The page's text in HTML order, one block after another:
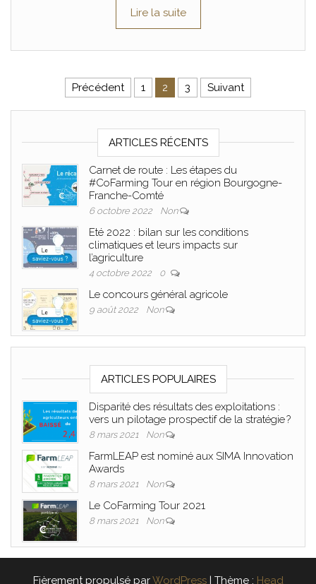
Lire la suite
Pagination des publications
Précédent 1 2 3 Suivant
ARTICLES RÉCENTS
Carnet de route : Les étapes du
#CoFarming Tour en région Bourgogne-
Franche-Comté
6 octobre 2022 Non
Eté 2022 : bilan sur les conditions
climatiques et leurs impacts sur
l’agriculture
4 octobre 2022 0
Le concours général agricole
9 août 2022 Non
ARTICLES POPULAIRES
Disparité des résultats des exploitations :
vers un pilotage prospectif de la stratégie ?
8 mars 2021 Non
FarmLEAP est nominé aux SIMA Innovation
Awards
8 mars 2021 Non
Le CoFarming Tour 2021
8 mars 2021 Non
Fièrement propulsé parWordPress | Thème : Head